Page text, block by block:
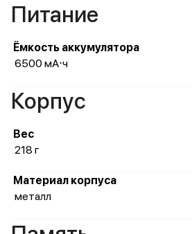
Питание
Ёмкость аккумулятора
6500 мА⋅ч
Корпус
Вес
218 г
Материал корпуса
металл